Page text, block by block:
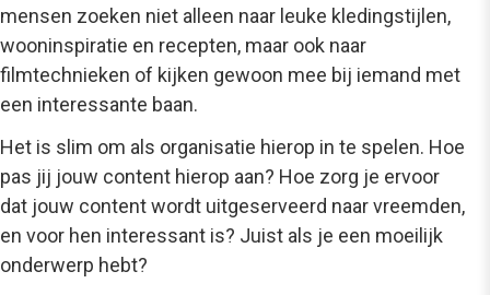
mensen zoeken niet alleen naar leuke kledingstijlen,
wooninspiratie en recepten, maar ook naar
filmtechnieken of kijken gewoon mee bij iemand met
een interessante baan.
Het is slim om als organisatie hierop in te spelen. Hoe
pas jij jouw content hierop aan? Hoe zorg je ervoor
dat jouw content wordt uitgeserveerd naar vreemden,
en voor hen interessant is? Juist als je een moeilijk
onderwerp hebt?